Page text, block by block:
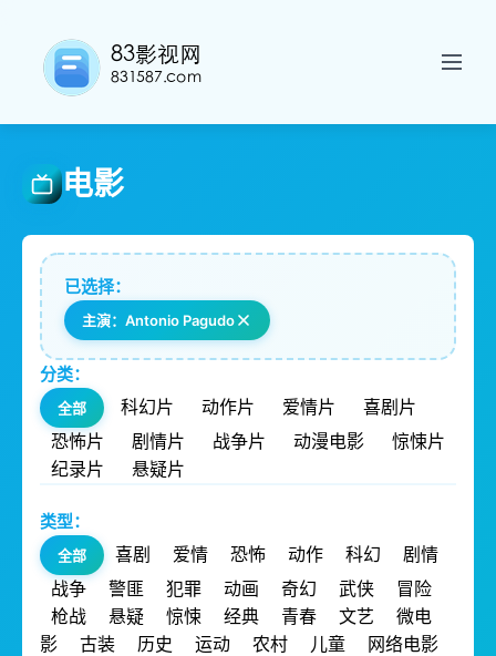
电影
已选择：
主演：Antonio Pagudo
分类：
全部 科幻片 动作片 爱情片
喜剧片
恐怖片
剧情片 战争片 动漫电影
惊悚片
纪录片
悬疑片
类型：
全部 喜剧 爱情 恐怖 动作 科幻
剧情
战争
警匪 犯罪 动画 奇幻 武侠
冒险
枪战
悬疑 惊悚 经典 青春 文艺
微电
影
古装 历史 运动 农村 儿童 网络电影